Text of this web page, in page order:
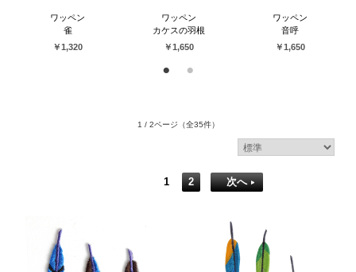
ワッペン
雀
￥1,320
ワッペン
カケスの羽根
￥1,650
ワッペン
音呼
￥1,650
1 / 2ページ （全35件）
1 2 次へ